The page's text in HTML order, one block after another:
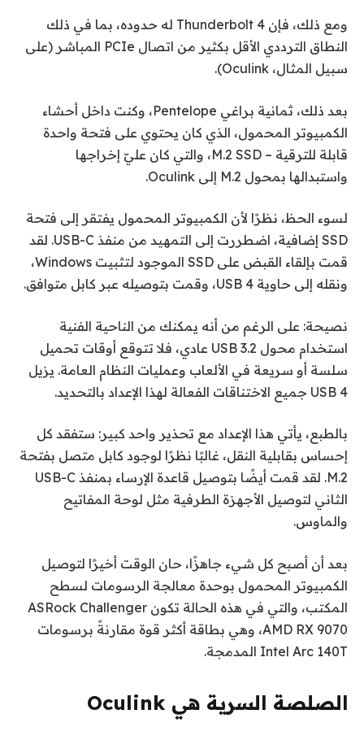
ومع ذلك، فإن Thunderbolt 4 له حدوده، بما في ذلك
النطاق الترددي الأقل بكثير من اتصال PCIe المباشر (على
سبيل المثال، Oculink).
بعد ذلك، ثمانية براغي Pentelope، وكنت داخل أحشاء
الكمبيوتر المحمول، الذي كان يحتوي على فتحة واحدة
قابلة للترقية – M.2 SSD، والتي كان عليّ إخراجها
واستبدالها بمحول M.2 إلى Oculink.
لسوء الحظ، نظرًا لأن الكمبيوتر المحمول يفتقر إلى فتحة
SSD إضافية، اضطررت إلى التمهيد من منفذ USB-C. لقد
قمت بإلقاء القبض على SSD الموجود لتثبيت Windows،
ونقله إلى حاوية USB 4، وقمت بتوصيله عبر كابل متوافق.
نصيحة: على الرغم من أنه يمكنك من الناحية الفنية
استخدام محول USB 3.2 عادي، فلا تتوقع أوقات تحميل
سلسة أو سريعة في الألعاب وعمليات النظام العامة. يزيل
USB 4 جميع الاختناقات الفعالة لهذا الإعداد بالتحديد.
بالطبع، يأتي هذا الإعداد مع تحذير واحد كبير: ستفقد كل
إحساس بقابلية النقل، غالبًا نظرًا لوجود كابل متصل بفتحة
M.2. لقد قمت أيضًا بتوصيل قاعدة الإرساء بمنفذ USB-C
الثاني لتوصيل الأجهزة الطرفية مثل لوحة المفاتيح
والماوس.
بعد أن أصبح كل شيء جاهزًا، حان الوقت أخيرًا لتوصيل
الكمبيوتر المحمول بوحدة معالجة الرسومات لسطح
المكتب، والتي في هذه الحالة تكون ASRock Challenger
AMD RX 9070، وهي بطاقة أكثر قوة مقارنةً برسومات
Intel Arc 140T المدمجة.
الصلصة السرية هي Oculink